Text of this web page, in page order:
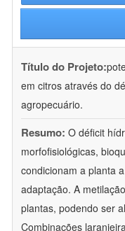
Título do Projeto:
em citros através do
agropecuário.
Resumo: O déficit
morfofisiológicas,
condicionam a planta
adaptação. A
plantas, podendo ser
Combinações